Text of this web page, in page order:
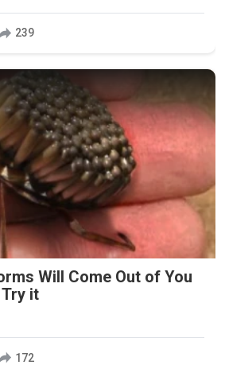
239
Will Come Out of You
it
172